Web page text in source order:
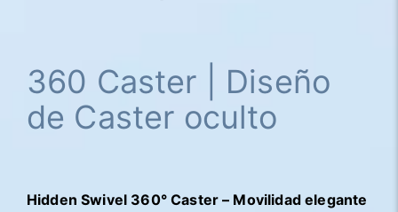
360 Caster | Diseño
de Caster oculto
Hidden Swivel 360° Caster – Movilidad elegante